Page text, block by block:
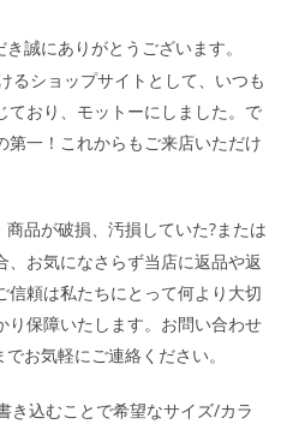
誠にありがとうございます。
るショップサイトとして、いつも
ており、モットーにしました。で
一！これからもご来店いただけ
品が破損、汚損していた?または
お気になさらず当店に返品や返
頼は私たちにとって何より大切
り保障いたします。お問い合わせ
でお気軽にご連絡ください。
き込むことで希望なサイズ/カラ